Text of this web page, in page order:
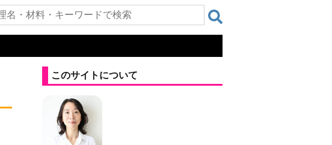
このサイトについて